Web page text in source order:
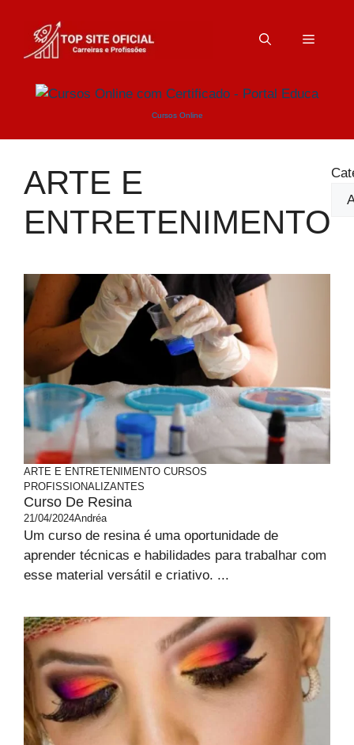
Menu
Cursos Online
ARTE E
ENTRETENIMENTO
ARTE E ENTRETENIMENTO CURSOS
PROFISSIONALIZANTES
Curso De Resina
21/04/2024Andréa
Um curso de resina é uma oportunidade de
aprender técnicas e habilidades para trabalhar com
esse material versátil e criativo. ...